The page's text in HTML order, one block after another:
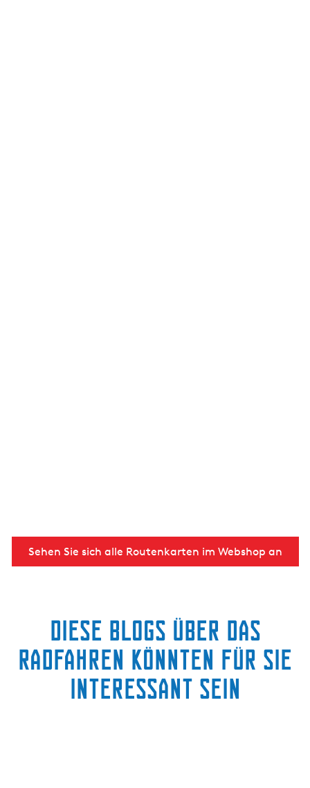
Sehen Sie sich alle Routenkarten im Webshop an
Diese Blogs über das
Radfahren könnten für Sie
interessant sein